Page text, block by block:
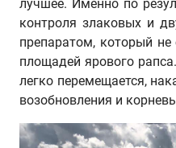
лучшее. Именно по
контроля злаковых и
препаратом, который
площадей ярового
легко перемещается,
возобновления и